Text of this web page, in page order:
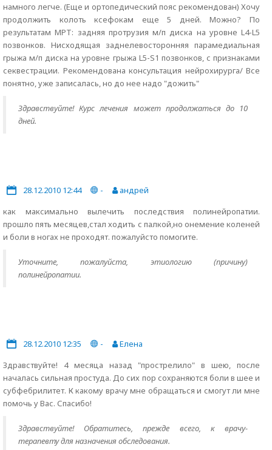
намного легче. (Еще и ортопедический пояс рекомендован) Хочу
продолжить колоть ксефокам еще 5 дней. Можно? По
результатам МРТ: задняя протрузия м/п диска на уровне L4-L5
позвонков. Нисходящая заднелевосторонняя парамедиальная
грыжа м/п диска на уровне грыжа L5-S1 позвонков, с признаками
секвестрации. Рекомендована консультация нейрохирурга/ Все
понятно, уже записалась, но до нее надо "дожить"
Здравствуйте! Курс лечения может продолжаться до 10
дней.
28.12.2010 12:44 -
андрей
как максимально вылечить последствия полинейропатии.
прошло пять месяцев,стал ходить с палкой,но онемение коленей
и боли в ногах не проходят. пожалуйсто помогите.
Уточните, пожалуйста, этиологию (причину)
полинейропатии.
28.12.2010 12:35 -
Елена
Здравствуйте! 4 месяца назад "прострелило" в шею, после
началась сильная простуда. До сих пор сохраняются боли в шее и
субфебрилитет. К какому врачу мне обращаться и смогут ли мне
помочь у Вас. Спасибо!
Здравствуйте! Обратитесь, прежде всего, к врачу-
терапевту для назначения обследования.